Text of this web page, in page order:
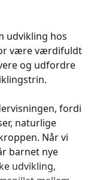
udvikling hos
være værdifuldt
og udfordre
fordi
naturlige
Når vi
barnet nye
udvikling,